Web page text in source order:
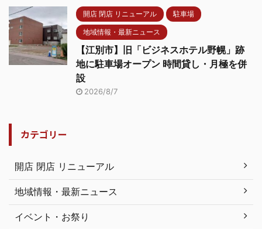
開店 閉店 リニューアル 駐車場
地域情報・最新ニュース
【江別市】旧「ビジネスホテル野幌」跡
地に駐車場オープン 時間貸し・月極を併
設
2026/8/7
カテゴリー
開店 閉店 リニューアル
地域情報・最新ニュース
イベント・お祭り